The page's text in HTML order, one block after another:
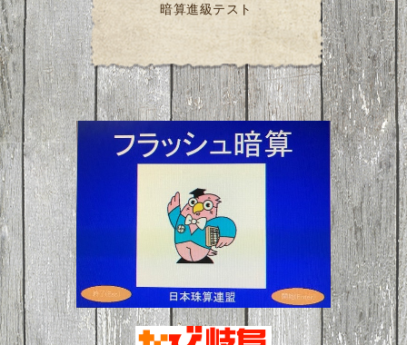
暗算進級テスト